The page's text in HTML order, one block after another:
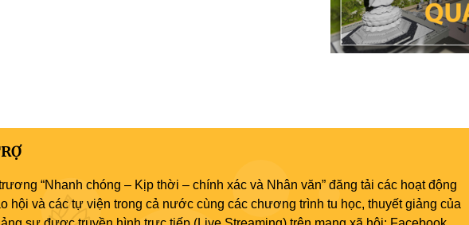
“Nhanh chóng – Kịp thời – chính xác và Nhân văn” đăng tải các hoạt động
hội và các tự viện trong cả nước cùng các chương trình tu học, thuyết giảng của